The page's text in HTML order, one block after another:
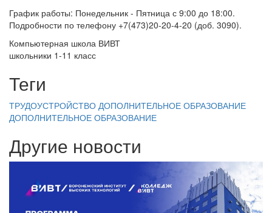
График работы: Понедельник - Пятница с 9:00 до 18:00.
Подробности по телефону +7(473)20-20-4-20 (доб. 3090).
Компьютерная школа ВИВТ
школьники 1-11 класс
Теги
ТРУДОУСТРОЙСТВО ДОПОЛНИТЕЛЬНОЕ ОБРАЗОВАНИЕ
ДОПОЛНИТЕЛЬНОЕ ОБРАЗОВАНИЕ
Другие новости